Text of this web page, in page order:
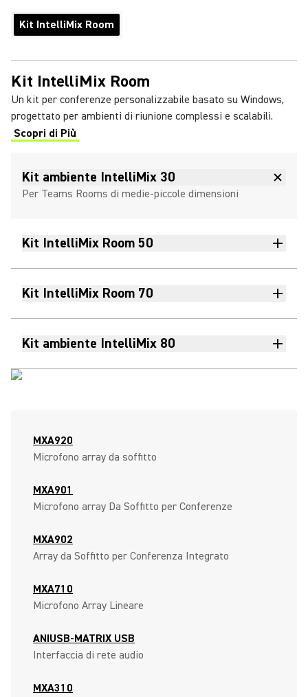
Kit IntelliMix Room
Kit IntelliMix Room
Un kit per conferenze personalizzabile basato su Windows,
progettato per ambienti di riunione complessi e scalabili.
Scopri di Più
Kit ambiente IntelliMix 30
Per Teams Rooms di medie-piccole dimensioni
Kit IntelliMix Room 50
Kit IntelliMix Room 70
Kit ambiente IntelliMix 80
MXA920
Microfono array da soffitto
MXA901
Microfono array Da Soffitto per Conferenze
MXA902
Array da Soffitto per Conferenza Integrato
MXA710
Microfono Array Lineare
ANIUSB-MATRIX USB
Interfaccia di rete audio
MXA310